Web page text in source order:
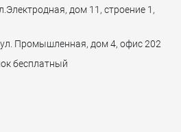
дом 11, строение 1,
Промышленная, дом 4, офис 202
бесплатный